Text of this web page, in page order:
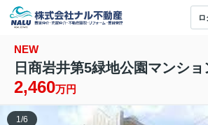
NEW
日商岩井第5緑地公園マンシ
2,460万円
1/6